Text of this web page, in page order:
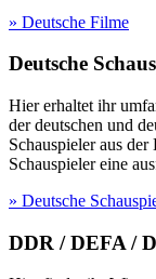
» Deutsche Filme
Deutsche
Hier erhaltet ihr
der deutschen und
Schauspieler aus
Schauspieler eine
» Deutsche
DDR / DEFA /